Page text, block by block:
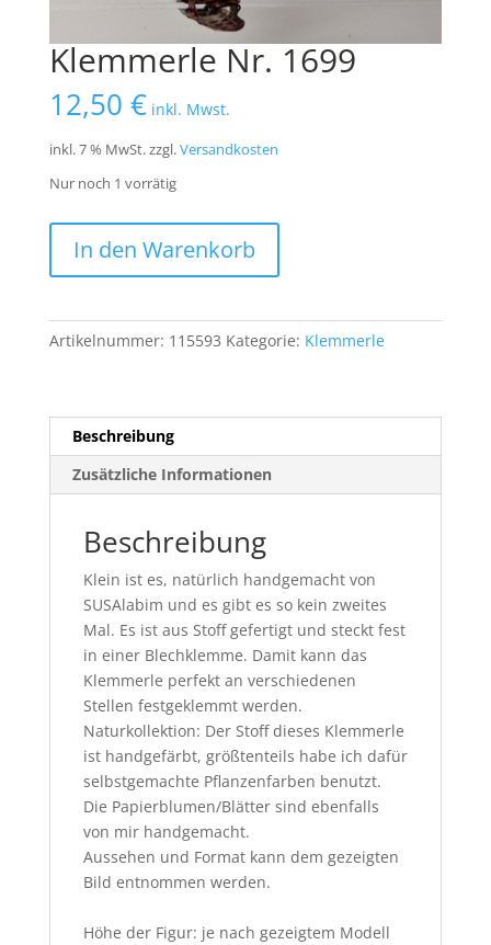
Klemmerle Nr. 1699
12,50 € inkl. Mwst.
inkl. 7 % MwSt.zzgl.Versandkosten
Nur noch 1 vorrätig
In den Warenkorb
Artikelnummer: 115593 Kategorie: Klemmerle
Beschreibung
Zusätzliche Informationen
Beschreibung
Klein ist es, natürlich handgemacht von
SUSAlabim und es gibt es so kein zweites
Mal. Es ist aus Stoff gefertigt und steckt fest
in einer Blechklemme. Damit kann das
Klemmerle perfekt an verschiedenen
Stellen festgeklemmt werden.
Naturkollektion: Der Stoff dieses Klemmerle
ist handgefärbt, größtenteils habe ich dafür
selbstgemachte Pflanzenfarben benutzt.
Die Papierblumen/Blätter sind ebenfalls
von mir handgemacht.
Aussehen und Format kann dem gezeigten
Bild entnommen werden.
Höhe der Figur: je nach gezeigtem Modell